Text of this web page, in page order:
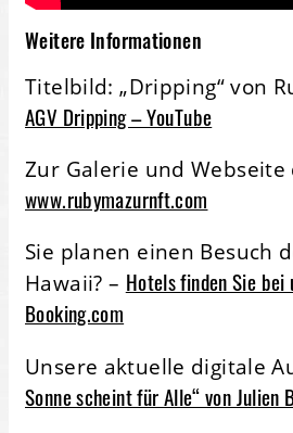
Weitere Informationen
Titelbild: „Dripping“ von
AGV Dripping – YouTube
Zur Galerie und Webseite
www.rubymazurnft.com
Sie planen einen Besuch
Hawaii? – Hotels finden Sie bei
Booking.com
Unsere aktuelle digitale
Sonne scheint für Alle“ von Julien